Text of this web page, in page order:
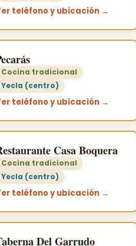
teléfono y ubicación →
Cocina tradicional
Yecla (centro)
teléfono y ubicación →
Casa Boquera
Cocina tradicional
Yecla (centro)
teléfono y ubicación →
Del Garrudo